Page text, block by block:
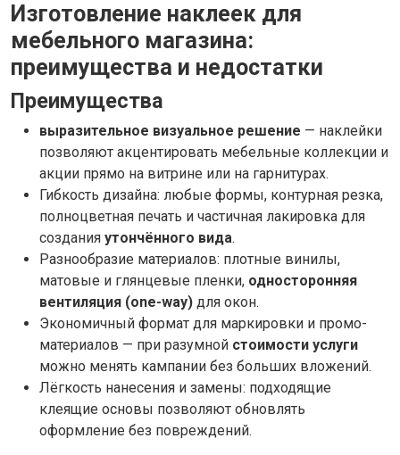
Изготовление наклеек для
мебельного магазина:
преимущества и недостатки
Преимущества
выразительное визуальное решение — наклейки
позволяют акцентировать мебельные коллекции и
акции прямо на витрине или на гарнитурах.
Гибкость дизайна: любые формы, контурная резка,
полноцветная печать и частичная лакировка для
создания утончённого вида.
Разнообразие материалов: плотные винилы,
матовые и глянцевые пленки, односторонняя
вентиляция (one-way) для окон.
Экономичный формат для маркировки и промо-
материалов — при разумной стоимости услуги
можно менять кампании без больших вложений.
Лёгкость нанесения и замены: подходящие
клеящие основы позволяют обновлять
оформление без повреждений.